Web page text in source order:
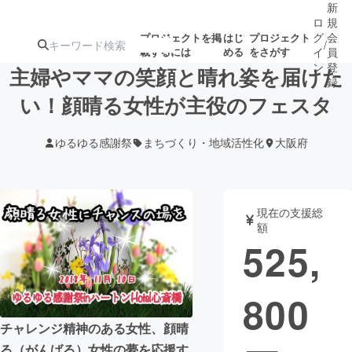
プロジェクトを掲
載するには
はじ
める
プロジェクト
をさがす
注目のリ
ターン
注目の新着プロ
ジェクト
募集終了が近いプ
ロジェクト
もうすぐ公開
されます
アート・写真 音楽
テクノロジー・ガジェット ゲーム・サ
映像・映画
ビジネス・起業
ロ
グ
イ
ン
/
新
規
会
員
登
録
主婦やママの笑顔と晴れ姿を届けた
い！顔晴る女性が主役のフェスタ
ゆるゆる感謝祭 まちづくり・地域活性化 大阪府
チャレンジ精神のある女性、顔晴
現在の支援総
額
525,
800